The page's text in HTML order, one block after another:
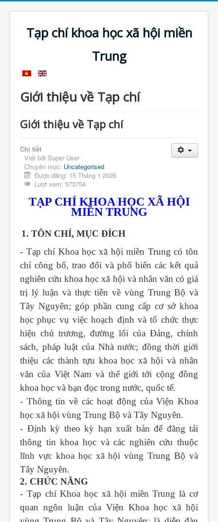
Tạp chí khoa học xã hội miền
Trung
Giới thiệu về Tạp chí
Giới thiệu về Tạp chí
Chi tiết
Viết bởi Super User
Chuyên mục: Uncategorised
Được đăng: 15 Tháng 1 2026
Lượt xem: 573754
TẠP CHÍ KHOA HỌC XÃ HỘI
MIỀN TRUNG
1. TÔN CHỈ, MỤC ĐÍCH
- Tạp chí Khoa học xã hội miền Trung có tôn
chỉ công bố, trao đổi và phổ biến các kết quả
nghiên cứu khoa học xã hội và nhân văn có giá
trị lý luận và thực tiễn về vùng Trung Bộ và
Tây Nguyên; góp phần cung cấp cơ sở khoa
học phục vụ việc hoạch định và tổ chức thực
hiện chủ trương, đường lối của Đảng, chính
sách, pháp luật của Nhà nước; đồng thời giới
thiệu các thành tựu khoa học xã hội và nhân
văn của Việt Nam và thế giới tới cộng đồng
khoa học và bạn đọc trong nước, quốc tế.
- Thông tin về các hoạt động của Viện Khoa
học xã hội vùng Trung Bộ và Tây Nguyên.
- Định kỳ theo kỳ hạn xuất bản để đăng tải
thông tin khoa học và các nghiên cứu thuộc
lĩnh vực khoa học xã hội vùng Trung Bộ và
Tây Nguyên.
2. CHỨC NĂNG
- Tạp chí Khoa học xã hội miền Trung là cơ
quan ngôn luận của Viện Khoa học xã hội